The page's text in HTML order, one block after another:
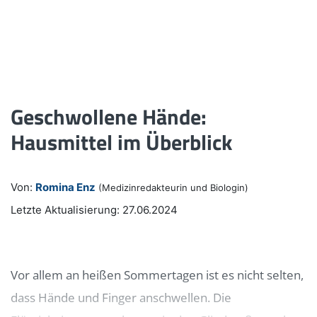
Geschwollene Hände:
Hausmittel im Überblick
Von: Romina Enz (Medizinredakteurin und Biologin)
Letzte Aktualisierung: 27.06.2024
Vor allem an heißen Sommertagen ist es nicht selten,
dass Hände und Finger anschwellen. Die